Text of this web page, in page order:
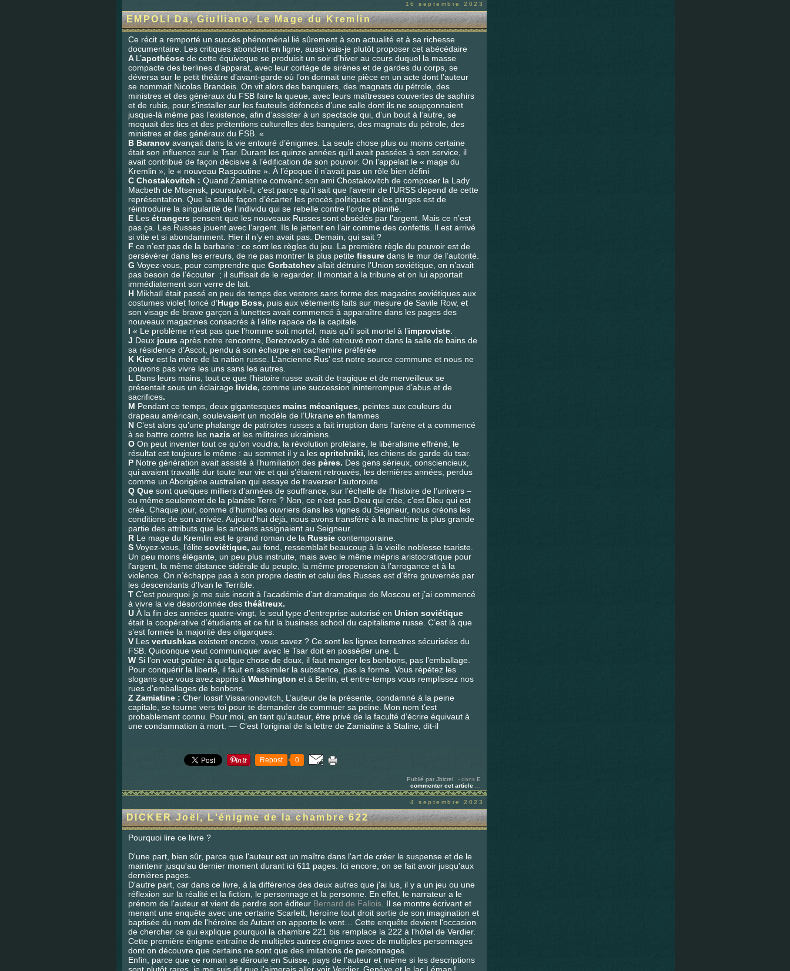
16 septembre 2023
EMPOLI Da, Giulliano, Le Mage du Kremlin
Ce récit a remporté un succès phénoménal lié sûrement à son actualité et à sa richesse
documentaire. Les critiques abondent en ligne, aussi vais-je plutôt proposer cet abécédaire
A L’apothéose de cette équivoque se produisit un soir d’hiver au cours duquel la masse
compacte des berlines d’apparat, avec leur cortège de sirènes et de gardes du corps, se
déversa sur le petit théâtre d’avant-garde où l’on donnait une pièce en un acte dont l’auteur
se nommait Nicolas Brandeis. On vit alors des banquiers, des magnats du pétrole, des
ministres et des généraux du FSB faire la queue, avec leurs maîtresses couvertes de saphirs
et de rubis, pour s’installer sur les fauteuils défoncés d’une salle dont ils ne soupçonnaient
jusque-là même pas l’existence, afin d’assister à un spectacle qui, d’un bout à l’autre, se
moquait des tics et des prétentions culturelles des banquiers, des magnats du pétrole, des
ministres et des généraux du FSB. «
B Baranov avançait dans la vie entouré d’énigmes. La seule chose plus ou moins certaine
était son influence sur le Tsar. Durant les quinze années qu’il avait passées à son service, il
avait contribué de façon décisive à l’édification de son pouvoir. On l’appelait le « mage du
Kremlin », le « nouveau Raspoutine ». À l’époque il n’avait pas un rôle bien défini
C Chostakovitch : Quand Zamiatine convainc son ami Chostakovitch de composer la Lady
Macbeth de Mtsensk, poursuivit-il, c’est parce qu’il sait que l’avenir de l’URSS dépend de cette
représentation. Que la seule façon d’écarter les procès politiques et les purges est de
réintroduire la singularité de l’individu qui se rebelle contre l’ordre planifié.
E Les étrangers pensent que les nouveaux Russes sont obsédés par l’argent. Mais ce n’est
pas ça. Les Russes jouent avec l’argent. Ils le jettent en l’air comme des confettis. Il est arrivé
si vite et si abondamment. Hier il n’y en avait pas. Demain, qui sait ?
F ce n’est pas de la barbarie : ce sont les règles du jeu. La première règle du pouvoir est de
persévérer dans les erreurs, de ne pas montrer la plus petite fissure dans le mur de l’autorité.
G Voyez-vous, pour comprendre que Gorbatchev allait détruire l’Union soviétique, on n’avait
pas besoin de l’écouter ; il suffisait de le regarder. Il montait à la tribune et on lui apportait
immédiatement son verre de lait.
H Mikhaïl était passé en peu de temps des vestons sans forme des magasins soviétiques aux
costumes violet foncé d’Hugo Boss, puis aux vêtements faits sur mesure de Savile Row, et
son visage de brave garçon à lunettes avait commencé à apparaître dans les pages des
nouveaux magazines consacrés à l’élite rapace de la capitale.
I « Le problème n’est pas que l’homme soit mortel, mais qu’il soit mortel à l’improviste
J Deux jours après notre rencontre, Berezovsky a été retrouvé mort dans la salle de bains de
sa résidence d’Ascot, pendu à son écharpe en cachemire préférée
K Kiev est la mère de la nation russe. L’ancienne Rus’ est notre source commune et nous ne
pouvons pas vivre les uns sans les autres.
L Dans leurs mains, tout ce que l’histoire russe avait de tragique et de merveilleux se
présentait sous un éclairage livide, comme une succession ininterrompue d’abus et de
sacrifices.
M Pendant ce temps, deux gigantesques mains mécaniques , peintes aux couleurs du
drapeau américain, soulevaient un modèle de l’Ukraine en flammes
N C’est alors qu’une phalange de patriotes russes a fait irruption dans l’arène et a commencé
à se battre contre les nazis et les militaires ukrainiens.
O On peut inventer tout ce qu’on voudra, la révolution prolétaire, le libéralisme effréné, le
résultat est toujours le même : au sommet il y a les opritchniki, les chiens de garde du tsar.
P Notre génération avait assisté à l’humiliation des pères. Des gens sérieux, consciencieux,
qui avaient travaillé dur toute leur vie et qui s’étaient retrouvés, les dernières années, perdus
comme un Aborigène australien qui essaye de traverser l’autoroute.
Q Que sont quelques milliers d’années de souffrance, sur l’échelle de l’histoire de l’univers –
ou même seulement de la planète Terre ? Non, ce n’est pas Dieu qui crée, c’est Dieu qui est
créé. Chaque jour, comme d’humbles ouvriers dans les vignes du Seigneur, nous créons les
conditions de son arrivée. Aujourd’hui déjà, nous avons transféré à la machine la plus grande
partie des attributs que les anciens assignaient au Seigneur.
R Le mage du Kremlin est le grand roman de la Russie contemporaine.
S Voyez-vous, l’élite soviétique, au fond, ressemblait beaucoup à la vieille noblesse tsariste.
Un peu moins élégante, un peu plus instruite, mais avec le même mépris aristocratique pour
l’argent, la même distance sidérale du peuple, la même propension à l’arrogance et à la
violence. On n’échappe pas à son propre destin et celui des Russes est d’être gouvernés par
les descendants d’Ivan le Terrible.
T C’est pourquoi je me suis inscrit à l’académie d’art dramatique de Moscou et j’ai commencé
à vivre la vie désordonnée des théâtreux.
U À la fin des années quatre-vingt, le seul type d’entreprise autorisé en Union soviétique
était la coopérative d’étudiants et ce fut la business school du capitalisme russe. C’est là que
s’est formée la majorité des oligarques.
V Les vertushkas existent encore, vous savez ? Ce sont les lignes terrestres sécurisées du
FSB. Quiconque veut communiquer avec le Tsar doit en posséder une. L
W Si l’on veut goûter à quelque chose de doux, il faut manger les bonbons, pas l’emballage.
Pour conquérir la liberté, il faut en assimiler la substance, pas la forme. Vous répétez les
slogans que vous avez appris à Washington et à Berlin, et entre-temps vous remplissez nos
rues d’emballages de bonbons.
Z Zamiatine : Cher Iossif Vissarionovitch, L’auteur de la présente, condamné à la peine
capitale, se tourne vers toi pour te demander de commuer sa peine. Mon nom t’est
probablement connu. Pour moi, en tant qu’auteur, être privé de la faculté d’écrire équivaut à
une condamnation à mort. — C’est l’original de la lettre de Zamiatine à Staline, dit-il
Repost 0
Publié par Jbicrel - dans E
commenter cet article
4 septembre 2023
DICKER Joël, L'énigme de la chambre 622
Pourquoi lire ce livre ?
D'une part, bien sûr, parce que l'auteur est un maître dans l'art de créer le suspense et de le
maintenir jusqu'au dernier moment durant ici 611 pages. Ici encore, on se fait avoir jusqu'aux
dernières pages.
D'autre part, car dans ce livre, à la différence des deux autres que j'ai lus, il y a un jeu ou une
réflexion sur la réalité et la fiction, le personnage et la personne. En effet, le narrateur a le
prénom de l'auteur et vient de perdre son éditeur Bernard de Fallois . Il se montre écrivant et
menant une enquête avec une certaine Scarlett, héroïne tout droit sortie de son imagination et
baptisée du nom de l'héroïne de Autant en apporte le vent… Cette enquête devient l'occasion
de chercher ce qui explique pourquoi la chambre 221 bis remplace la 222 à l'hôtel de Verdier.
Cette première énigme entraîne de multiples autres énigmes avec de multiples personnages
dont on découvre que certains ne sont que des imitations de personnages.
Enfin, parce que ce roman se déroule en Suisse, pays de l'auteur et même si les descriptions